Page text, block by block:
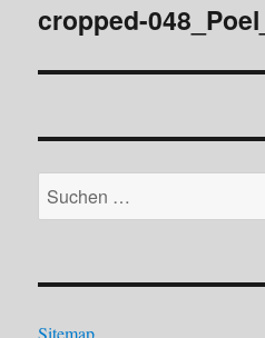
cropped-
Suchen
nach: